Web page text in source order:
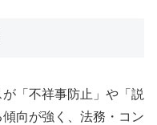
「不祥事防止」や「説
向が強く、法務・コン